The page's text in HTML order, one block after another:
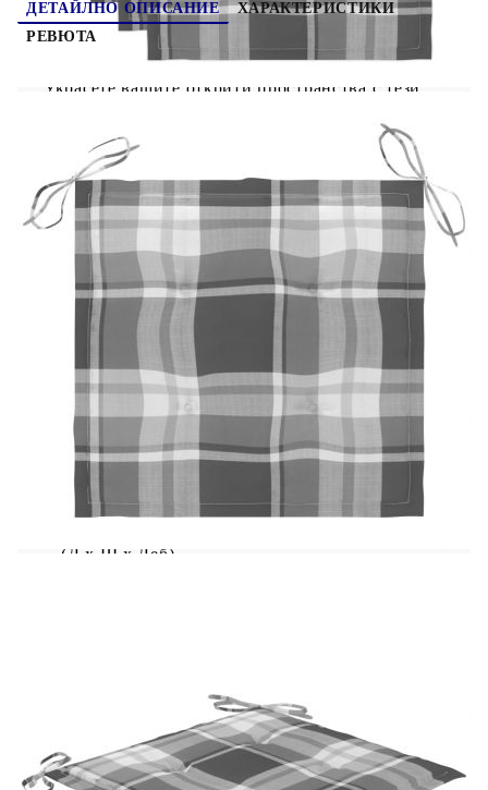
ДЕТАЙЛНО ОПИСАНИЕ
ХАРАКТЕРИСТИКИ
РЕВЮТА
Украсете вашите открити пространства с тези
добавяйки нотка рустик чар. Тези градински
столове са изработени от масивно акациево
дърво, което ги прави здрави и стабилни.
Възглавниците доставят допълнителен комфорт.
Всяка възглавница разполага с два комплекта
въжета, които да я фиксират плътно към
градинския стол.
Цвят: Сив
Материал: Акациево дърво масив със сив
изсветлен финиш
Материал на възглавницата: Текстил (100%
полиестер)
Общи размери: 61 x 57 x 92 см (Ш x Д x В)
Размери на седалката: 48 x 46 см (Ш x Д)
Височина на седалката от земята: 43,5 см
(Д х Ш x Деб)
4 x Възглавници
Максимално 110 кг на седалка.